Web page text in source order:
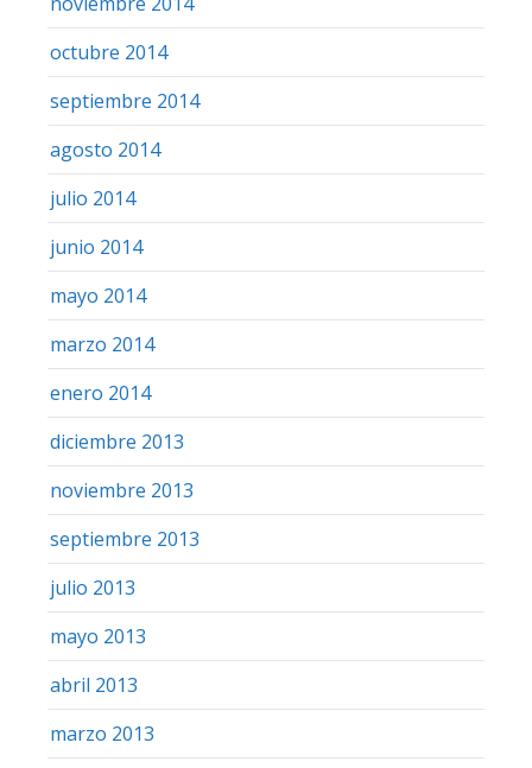
octubre 2014
septiembre 2014
agosto 2014
julio 2014
junio 2014
mayo 2014
marzo 2014
enero 2014
diciembre 2013
noviembre 2013
septiembre 2013
julio 2013
mayo 2013
abril 2013
marzo 2013